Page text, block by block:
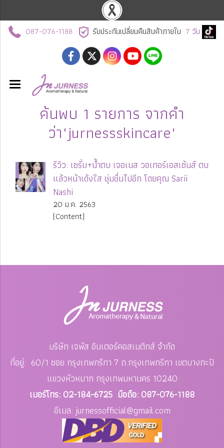
087-076-1188 รับประกันเปลี่ยนคืนสินค้าภายใน 7 วัน
ค้นพบ 1 รายการ จากคำ
ว่า"jurnessskincare"
รีวิว: เซรั่ม+น้ำตบ เจอเนส วอเทอร์เอสเซ้นส์ ตบ
แล้วหน้าเด้งใส ชุ่มชื่นไปอีก โดยคุณ Sarii
Nashi
20 ม.ค. 2563
(Content)
บริษัท เจพัส อินเตอร์คอสเมติกส์ จำกัด
ที่อยู่: 60/1 ซอย กรุงเทพกรีทา 7 ถ.กรุงเทพกรีทา เขตบางกะปิ
แขวงหัวหมาก กรุงเทพมหานคร 10240
เบอร์โทร: 02-184-6725 มือถือ: 087-076-1188
อีเมล: jurnessofficial@gmail.com